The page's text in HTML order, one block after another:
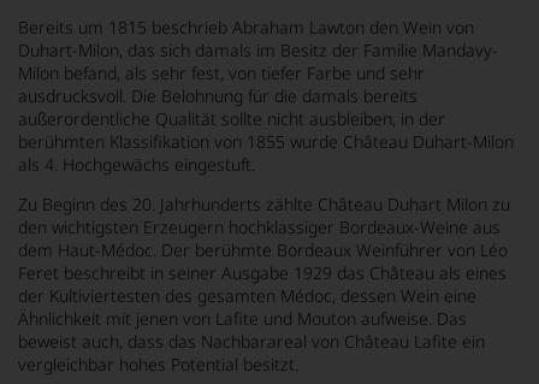
Bereits um 1815 beschrieb Abraham Lawton den Wein von
Duhart-Milon, das sich damals im Besitz der Familie Mandavy-
Milon befand, als sehr fest, von tiefer Farbe und sehr
ausdrucksvoll. Die Belohnung für die damals bereits
außerordentliche Qualität sollte nicht ausbleiben, in der
berühmten Klassifikation von 1855 wurde Château Duhart-Milon
als 4. Hochgewächs eingestuft.
Zu Beginn des 20. Jahrhunderts zählte Château Duhart Milon zu
den wichtigsten Erzeugern hochklassiger Bordeaux-Weine aus
dem Haut-Médoc. Der berühmte Bordeaux Weinführer von Léo
Feret beschreibt in seiner Ausgabe 1929 das Château als eines
der Kultiviertesten des gesamten Médoc, dessen Wein eine
Ähnlichkeit mit jenen von Lafite und Mouton aufweise. Das
beweist auch, dass das Nachbarareal von Château Lafite ein
vergleichbar hohes Potential besitzt.